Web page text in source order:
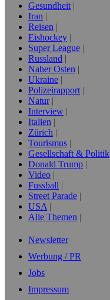
Gesundheit
Iran
Reisen
Eishockey
Super League
Russland
Naher Osten
Ukraine
Polizeirapport
Natur
Interview
Italien
Zürich
Tourismus
Gesellschaft & Politik
Donald Trump
Video
Fussball
Street Parade
USA
Alle Themen
Newsletter
Werbung / PR
Jobs
Impressum